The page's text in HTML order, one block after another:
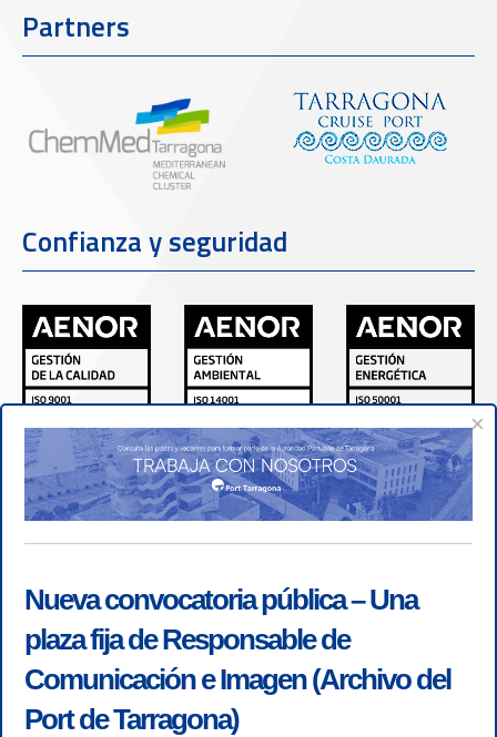
Partners
Confianza y seguridad
×
Nueva convocatoria pública – Una
plaza fija de Responsable de
Comunicación e Imagen (Archivo del
Port de Tarragona)